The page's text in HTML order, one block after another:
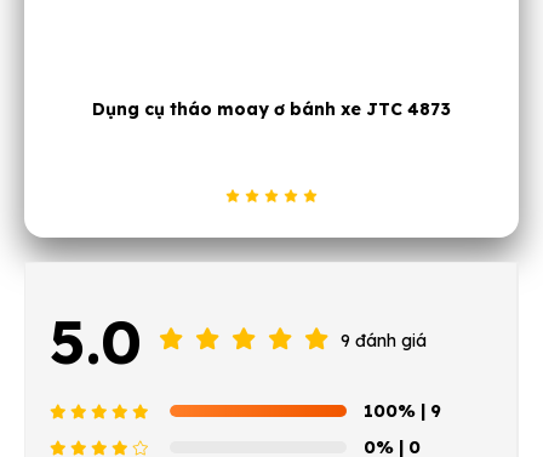
Dụng cụ tháo moay ơ bánh xe JTC 4873
5.0 9 đánh giá
100% | 9
0% | 0